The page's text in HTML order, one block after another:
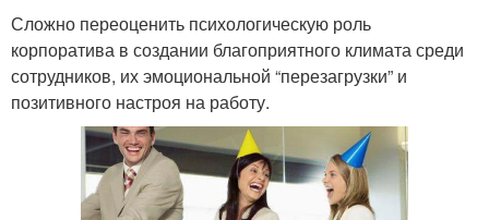
Сложно переоценить психологическую роль
корпоратива в создании благоприятного климата среди
сотрудников, их эмоциональной “перезагрузки” и
позитивного настроя на работу.